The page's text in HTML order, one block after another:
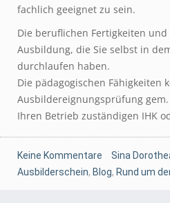
fachlich geeignet zu sein.
Die beruflichen Fertigkeiten
Ausbildung, die Sie selbst in
durchlaufen haben.
Die pädagogischen Fähigkeiten
Ausbildereignungsprüfung
Ihren Betrieb zuständigen IHK
Keine Kommentare Sina
Ausbilderschein, Blog, Rund um